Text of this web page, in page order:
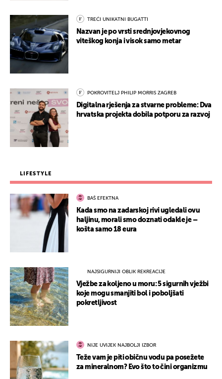
TREĆI UNIKATNI BUGATTI
Nazvan je po vrsti srednjovjekovnog
viteškog konja i visok samo metar
POKROVITELJ PHILIP MORRIS ZAGREB
Digitalna rješenja za stvarne probleme: Dva
hrvatska projekta dobila potporu za razvoj
LIFESTYLE
BAŠ EFEKTNA
Kada smo na zadarskoj rivi ugledali ovu
haljinu, morali smo doznati odakle je –
košta samo 18 eura
NAJSIGURNIJI OBLIK REKREACIJE
Vježbe za koljeno u moru: 5 sigurnih vježbi
koje mogu smanjiti bol i poboljšati
pokretljivost
NIJE UVIJEK NAJBOLJI IZBOR
Teže vam je piti običnu vodu pa posežete
za mineralnom? Evo što to čini organizmu